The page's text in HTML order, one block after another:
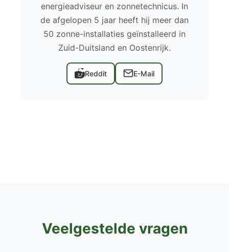
energieadviseur en zonnetechnicus. In
de afgelopen 5 jaar heeft hij meer dan
50 zonne-installaties geïnstalleerd in
Zuid-Duitsland en Oostenrijk.
Reddit E-Mail
Veelgestelde vragen